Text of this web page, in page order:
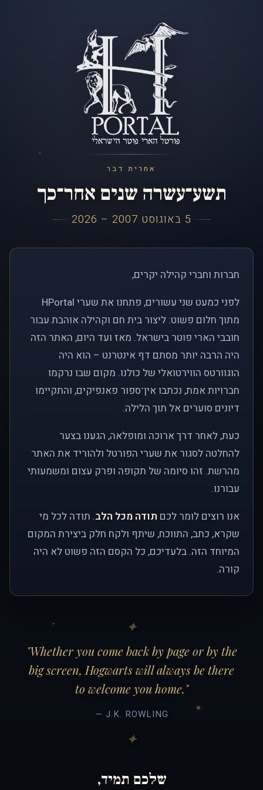
אחרית דבר
תשע־עשרה שנים אחר־כך
5 באוגוסט 2007 – 2026
חברות וחברי קהילה יקרים,
לפני כמעט שני עשורים, פתחנו את שערי HPortal
מתוך חלום פשוט: ליצור בית חם וקהילה אוהבת עבור
חובבי הארי פוטר בישראל. מאז ועד היום, האתר הזה
היה הרבה יותר מסתם דף אינטרנט – הוא היה
הוגוורטס הווירטואלי של כולנו. מקום שבו נרקמו
חברויות אמת, נכתבו אין־ספור פאנפיקים, והתקיימו
דיונים סוערים אל תוך הלילה.
כעת, לאחר דרך ארוכה ומופלאה, הגענו בצער
להחלטה לסגור את שערי הפורטל ולהוריד את האתר
מהרשת. זהו סיומה של תקופה ופרק עצום ומשמעותי
עבורנו.
אנו רוצים לומר לכם תודה מכל הלב. תודה לכל מי
שקרא, כתב, התווכח, שיתף ולקח חלק ביצירת המקום
המיוחד הזה. בלעדיכם, כל הקסם הזה פשוט לא היה
קורה.
"Whether you come back by page or by the
big screen, Hogwarts will always be there
to welcome you home."
— J.K. ROWLING
שלכם תמיד,